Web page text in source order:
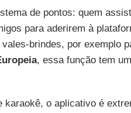
de pontos: quem
para aderirem à
brindes, por exemplo
, essa função tem
o aplicativo é